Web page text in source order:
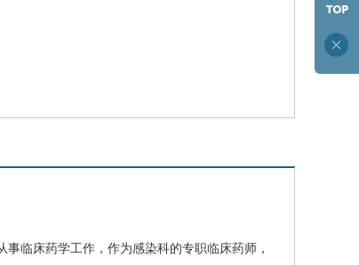
临床药学工作，作为感染科的专职临床药师，